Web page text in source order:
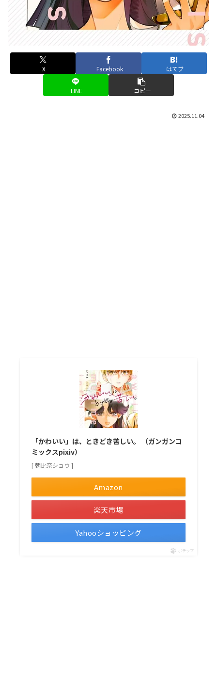
X Facebook はてブ
LINE コピー
2025.11.04
「かわいい」は、ときどき苦しい。 （ガンガンコ
ミックスpixiv）
[ 朝比奈ショウ ]
Amazon
楽天市場
Yahooショッピング
ポチップ